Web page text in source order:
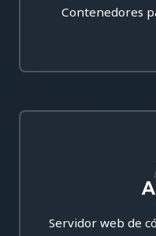
Contenedores
Servidor web de